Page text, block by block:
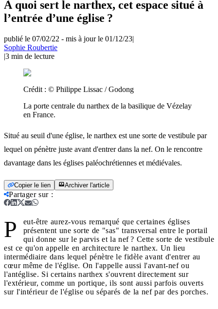
À quoi sert le narthex, cet espace situé à
l’entrée d’une église ?
publié le 07/02/22 - mis à jour le 01/12/23|
Sophie Roubertie
|3 min de lecture
Crédit : © Philippe Lissac / Godong
La porte centrale du narthex de la basilique de Vézelay
en France.
Situé au seuil d'une église, le narthex est une sorte de vestibule par
lequel on pénètre juste avant d'entrer dans la nef. On le rencontre
davantage dans les églises paléochrétiennes et médiévales.
Copier le lien Archiver l'article
Partager sur:
P
eut-être aurez-vous remarqué que certaines églises
présentent une sorte de "sas" transversal entre le portail
qui donne sur le parvis et la nef ? Cette sorte de vestibule
est ce qu'on appelle en architecture le narthex. Un lieu
intermédiaire dans lequel pénètre le fidèle avant d'entrer au
cœur même de l'église. On l'appelle aussi l'avant-nef ou
l'antéglise. Si certains narthex s'ouvrent directement sur
l'extérieur, comme un portique, ils sont aussi parfois ouverts
sur l'intérieur de l'église ou séparés de la nef par des porches.